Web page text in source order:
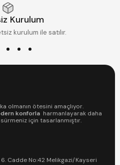
Kurulum
kurulum ile satılır.
olmanın ötesini amaçlıyor.
konforla harmanlayarak daha
için tasarlanmıştır.
Cadde No:42 Melikgazi/Kayseri